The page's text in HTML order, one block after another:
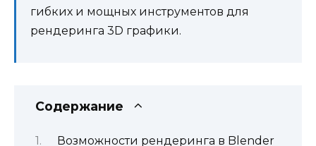
гибких и мощных инструментов для
рендеринга 3D графики.
Содержание
Возможности рендеринга в Blender